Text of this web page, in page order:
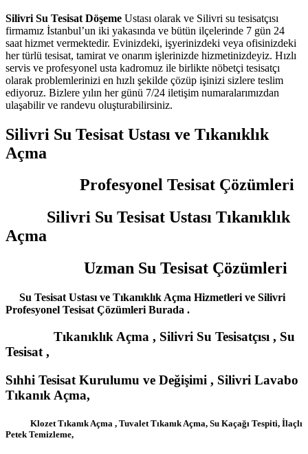
Silivri Su Tesisat Döşeme Ustası olarak ve Silivri su tesisatçısı
firmamız İstanbul’un iki yakasında ve bütün ilçelerinde 7 gün 24
saat hizmet vermektedir. Evinizdeki, işyerinizdeki veya ofisinizdeki
her türlü tesisat, tamirat ve onarım işlerinizde hizmetinizdeyiz. Hızlı
servis ve profesyonel usta kadromuz ile birlikte nöbetçi tesisatçı
olarak problemlerinizi en hızlı şekilde çözüp işinizi sizlere teslim
ediyoruz. Bizlere yılın her günü 7/24 iletişim numaralarımızdan
ulaşabilir ve randevu oluşturabilirsiniz.
Silivri Su Tesisat Ustası ve Tıkanıklık
Açma
Profesyonel Tesisat Çözümleri
Silivri Su Tesisat Ustası Tıkanıklık
Açma
Uzman Su Tesisat Çözümleri
Su Tesisat Ustası ve Tıkanıklık Açma Hizmetleri ve Silivri
Profesyonel Tesisat Çözümleri Burada .
Tıkanıklık Açma , Silivri Su Tesisatçısı , Su
Tesisat ,
Sıhhi Tesisat Kurulumu ve Değişimi , Silivri Lavabo
Tıkanık Açma,
Klozet Tıkanık Açma , Tuvalet Tıkanık Açma, Su Kaçağı Tespiti, İlaçlı
Petek Temizleme,